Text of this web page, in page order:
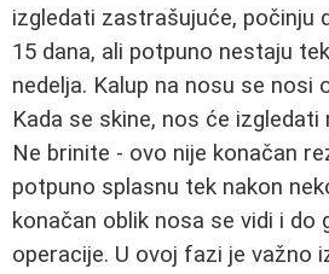
izgledati zastrašujuće, počinju
15 dana, ali potpuno nestaju
nedelja. Kalup na nosu se nosi
Kada se skine, nos će izgledati
Ne brinite - ovo nije konačan
potpuno splasnu tek nakon
konačan oblik nosa se vidi i do
operacije. U ovoj fazi je važno